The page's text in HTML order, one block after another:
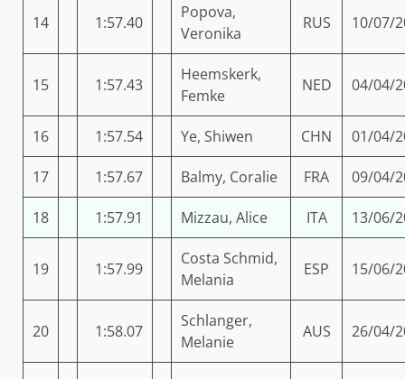
14 1:57.40
Popova,
Veronika
RUS 10/07/
15 1:57.43
Heemskerk,
Femke
NED 04/04/
16 1:57.54 Ye, Shiwen CHN 01/04/
17 1:57.67 Balmy, Coralie FRA 09/04/
18 1:57.91 Mizzau, Alice ITA 13/06/
19 1:57.99
Costa Schmid,
Melania
ESP 15/06/
20 1:58.07
Schlanger,
Melanie
AUS 26/04/